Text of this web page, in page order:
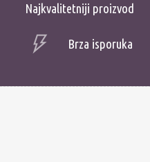
Najkvalitetniji proizvod
Brza isporuka